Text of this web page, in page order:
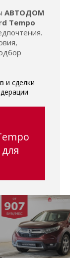
АВТОДОМ
Tempo
и сделки